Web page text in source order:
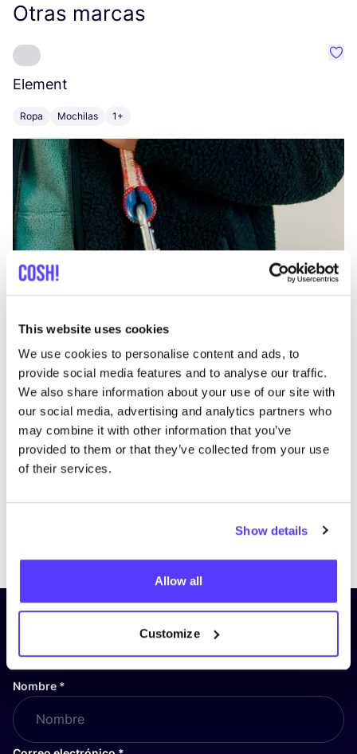
This website uses cookies
We use cookies to personalise content and ads, to
provide social media features and to analyse our traffic.
We also share information about your use of our site with
our social media, advertising and analytics partners who
may combine it with other information that you’ve
provided to them or that they’ve collected from your use
of their services.
Show details
Allow all
Customize
Otras marcas
Element
Ropa Mochilas 1+
PreviousNext
¡Suscríbete a nuestro boletín
y mantente informado!
Nombre *